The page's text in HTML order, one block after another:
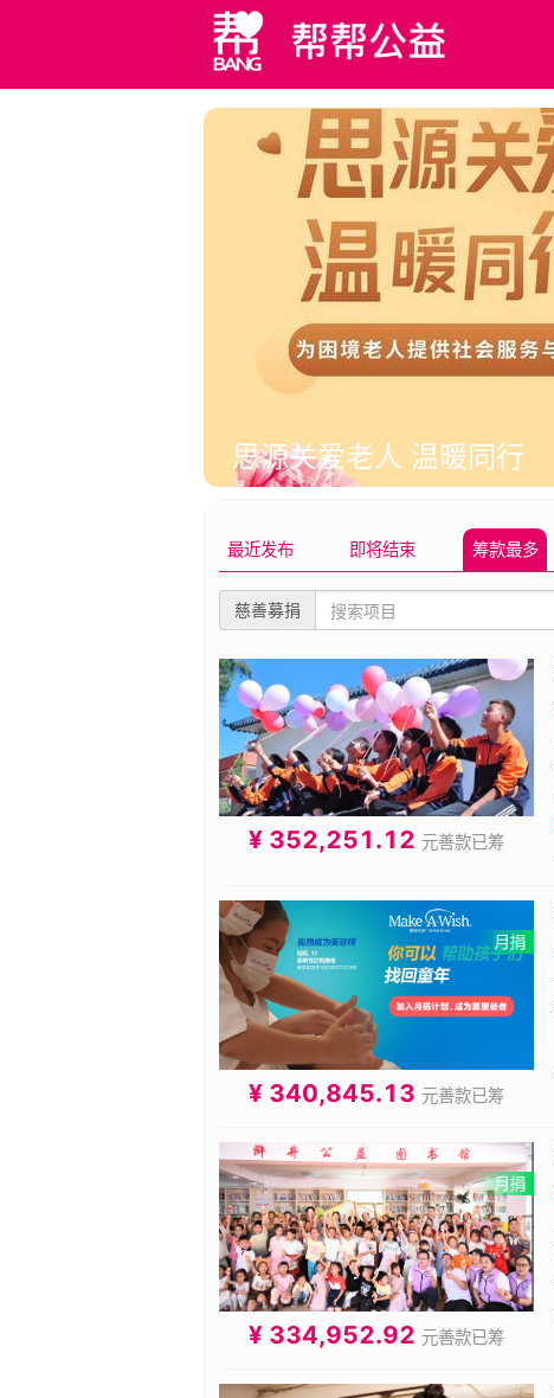
思源关爱老人 温暖同行
的社会服务与关爱支持。
最近发布
即将结束 筹款最多
慈善募捐
¥ 352,251.12 元善款已筹
¥ 340,845.13 元善款已筹
¥ 334,952.92 元善款已筹